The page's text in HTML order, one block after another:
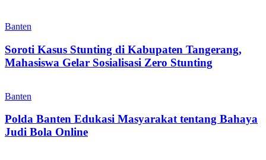
Banten
Soroti Kasus Stunting di Kabupaten Tangerang,
Mahasiswa Gelar Sosialisasi Zero Stunting
Banten
Polda Banten Edukasi Masyarakat tentang Bahaya
Judi Bola Online